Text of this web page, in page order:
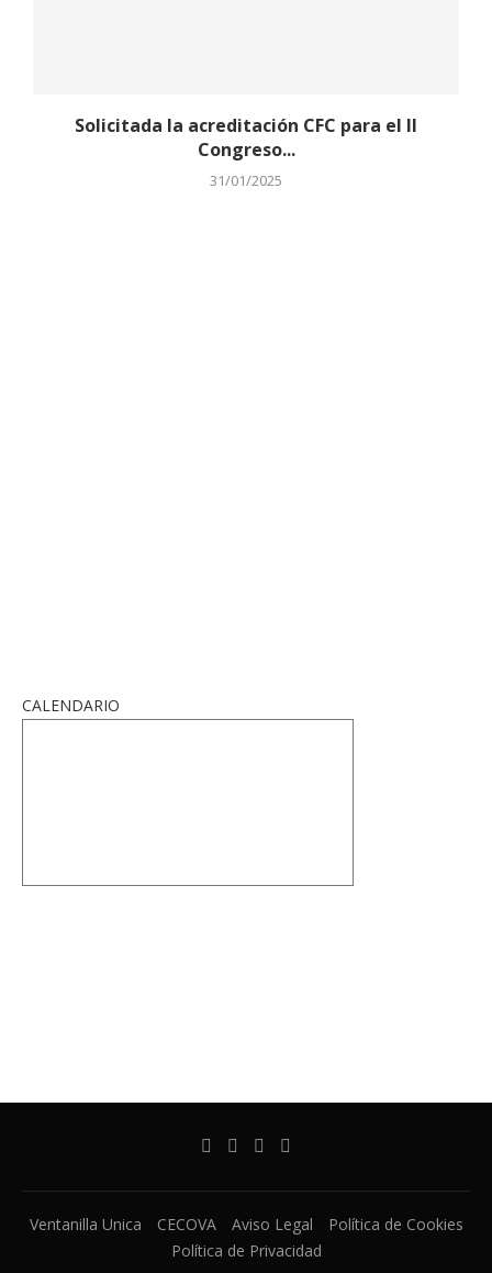
Solicitada la acreditación CFC para el II
Congreso...
31/01/2025
CALENDARIO
Ventanilla Unica CECOVA Aviso Legal
Política de Cookies
Política de Privacidad